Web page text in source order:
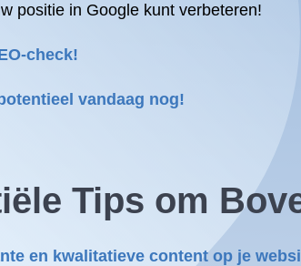
positie in Google kunt verbeteren!
check!
vandaag nog!
Tips om
en kwalitatieve content op je